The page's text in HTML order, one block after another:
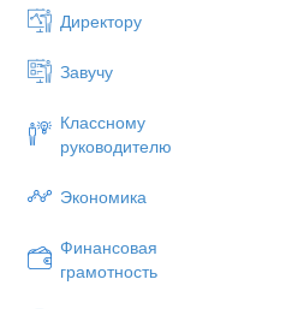
Директору
Завучу
Классному
руководителю
Экономика
Финансовая
грамотность